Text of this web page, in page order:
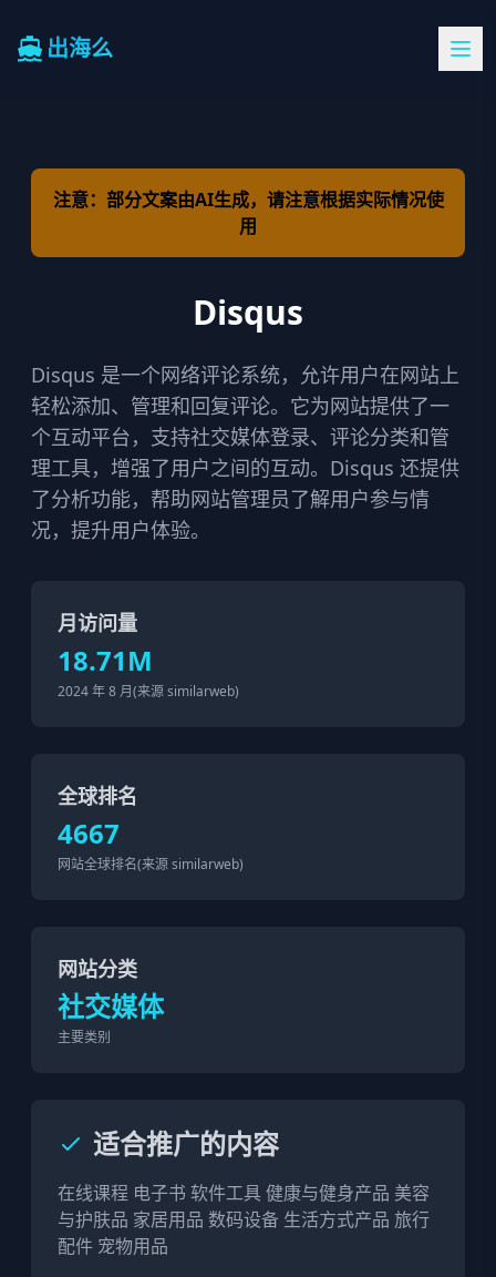
出海么
注意：部分文案由AI生成，请注意根据实际情况使
用
Disqus
Disqus 是一个网络评论系统，允许用户在网站上
轻松添加、管理和回复评论。它为网站提供了一
个互动平台，支持社交媒体登录、评论分类和管
理工具，增强了用户之间的互动。Disqus 还提供
了分析功能，帮助网站管理员了解用户参与情
况，提升用户体验。
月访问量
18.71M
2024 年 8 月(来源 similarweb)
全球排名
4667
网站全球排名(来源 similarweb)
网站分类
社交媒体
主要类别
适合推广的内容
在线课程 电子书 软件工具 健康与健身产品 美容
与护肤品 家居用品 数码设备 生活方式产品 旅行
配件 宠物用品